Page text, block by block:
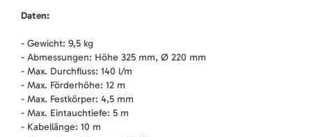
Daten:
- Gewicht: 9,5 kg
- Abmessungen: Höhe 325 mm, Ø 220 mm
- Max. Durchfluss: 140 l/m
- Max. Förderhöhe: 12 m
- Max. Festkörper: 4,5 mm
- Max. Eintauchtiefe: 5 m
- Kabellänge: 10 m